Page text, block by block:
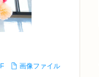
画像ファイル